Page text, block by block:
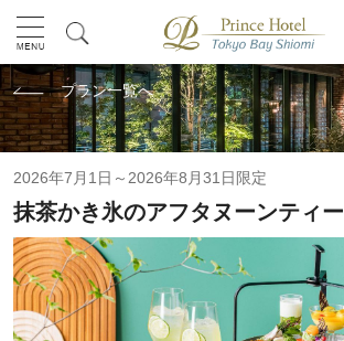
プラン一覧へ
2026年7月1日～2026年8月31日限定
抹茶かき氷のアフタヌーンティー